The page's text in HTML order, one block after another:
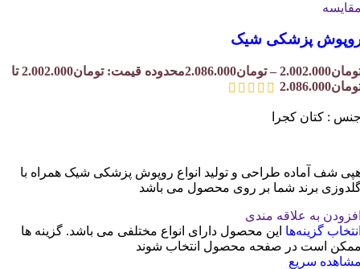
پزشکی شیک
2.002.000
– تومان2.086.000
محدوده قیمت: تومان2.002.000 تا
: کتان کجرا
شف آماده طراحی و تولید انواع روپوش پزشکی شیک همراه با
برند شما بر روی محصول می باشد
به علاقه مندی
گزینه‌ها این محصول دارای انواع مختلفی می باشد. گزینه ها
است در صفحه محصول انتخاب شوند
سریع